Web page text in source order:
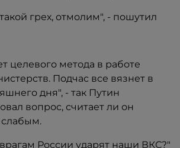
грех, отмолим", - пошутил
целевого метода в работе
Подчас все вязнет в
дня", - так Путин
вопрос, считает ли он
слабым.
России ударят наши ВКС?"